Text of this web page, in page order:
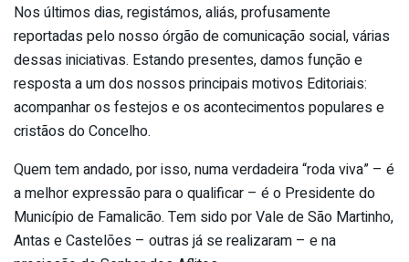
Nos últimos dias, registámos, aliás, profusamente
reportadas pelo nosso órgão de comunicação social, várias
dessas iniciativas. Estando presentes, damos função e
resposta a um dos nossos principais motivos Editoriais:
acompanhar os festejos e os acontecimentos populares e
cristãos do Concelho.
Quem tem andado, por isso, numa verdadeira “roda viva” – é
a melhor expressão para o qualificar – é o Presidente do
Município de Famalicão. Tem sido por Vale de São Martinho,
Antas e Castelões – outras já se realizaram – e na